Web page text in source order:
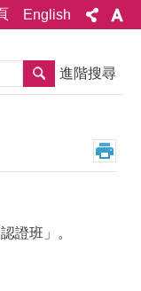
English
搜尋 進階搜尋
證班」。